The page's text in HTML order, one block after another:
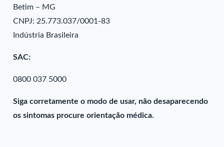
Betim – MG
CNPJ: 25.773.037/0001-83
Indústria Brasileira
SAC:
0800 037 5000
Siga corretamente o modo de usar, não desaparecendo
os sintomas procure orientação médica.